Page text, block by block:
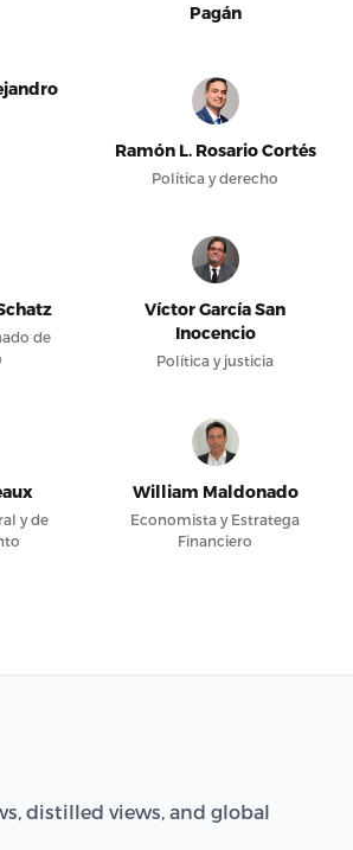
Pagán
Ramón L. Rosario Cortés
Política y derecho
de
Víctor García San
Inocencio
Política y justicia
y de
William Maldonado
Economista y Estratega
Financiero
distilled views, and global